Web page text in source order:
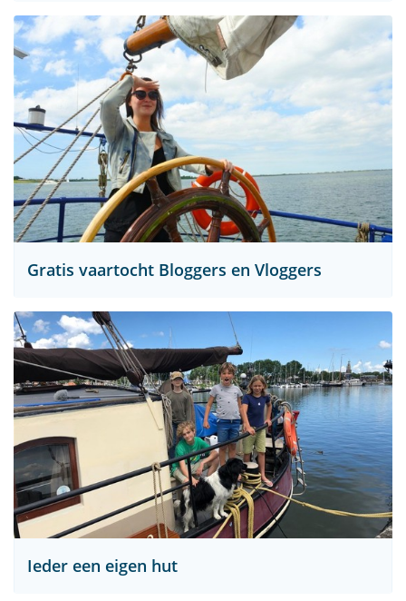
Gratis vaartocht Bloggers en Vloggers
Ieder een eigen hut